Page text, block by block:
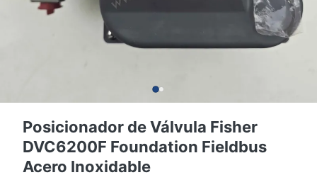
Posicionador de Válvula Fisher
DVC6200F Foundation Fieldbus
Acero Inoxidable